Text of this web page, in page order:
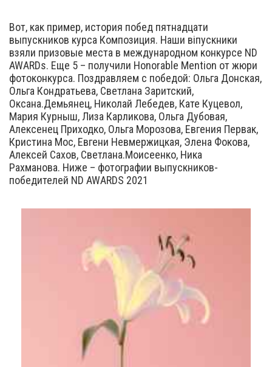
Вот, как пример, история побед пятнадцати
выпускников курса Композиция. Наши віпускники
взяли призовые места в международном конкурсе ND
AWARDs. Еще 5 – получили Honorable Mention от жюри
фотоконкурса. Поздравляем с победой: Ольга Донская,
Ольга Кондратьева, Светлана Заритский,
Оксана.Демьянец, Николай Лебедев, Кате Куцевол,
Мария Курныш, Лиза Карликова, Ольга Дубовая,
Алексенец Приходко, Ольга Морозова, Евгения Первак,
Кристина Мос, Евгени Невмержицкая, Элена Фокова,
Алексей Сахов, Светлана.Моисеенко, Ника
Рахманова. Ниже – фотографии выпускников-
победителей ND AWARDS 2021